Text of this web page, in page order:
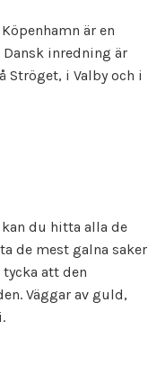
är en
inredning är
Ströget, i Valby och i
du hitta alla de
de mest galna saker
att den
Väggar av guld,